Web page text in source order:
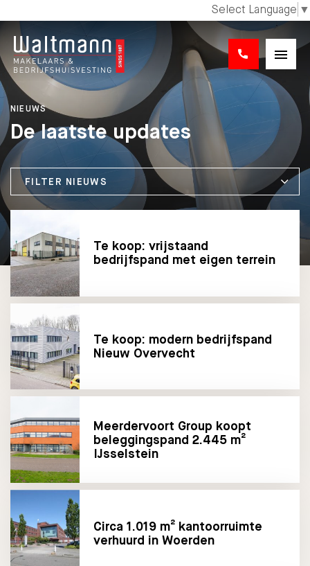
Select Language ▼
NIEUWS
De laatste updates
FILTER NIEUWS
Te koop: vrijstaand
bedrijfspand met eigen terrein
Te koop: modern bedrijfspand
Nieuw Overvecht
Meerdervoort Group koopt
beleggingspand 2.445 m²
IJsselstein
Circa 1.019 m² kantoorruimte
verhuurd in Woerden